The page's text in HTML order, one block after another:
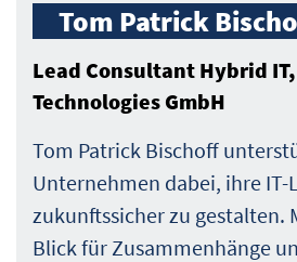
Tom Patrick
Lead Consultant Hybrid IT,
Technologies GmbH
Tom Patrick Bischoff
Unternehmen dabei, ihre IT-
zukunftssicher zu gestalten.
Blick für Zusammenhänge